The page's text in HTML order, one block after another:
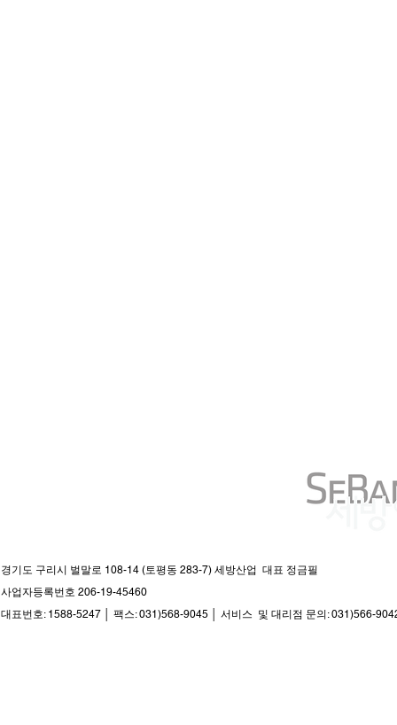
경기도 구리시 벌말로 108-14 (토평동 283-7) 세방산업 대표 정금필
사업자등록번호 206-19-45460
대표번호: 1588-5247 │ 팩스: 031)568-9045 │ 서비스 및 대리점 문의: 031)566-